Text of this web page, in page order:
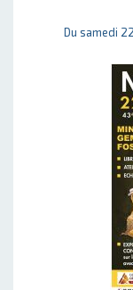
Du samedi